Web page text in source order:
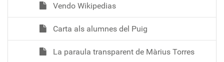
Vendo Wikipedias
Carta als alumnes del Puig
La paraula transparent de Màrius Torres